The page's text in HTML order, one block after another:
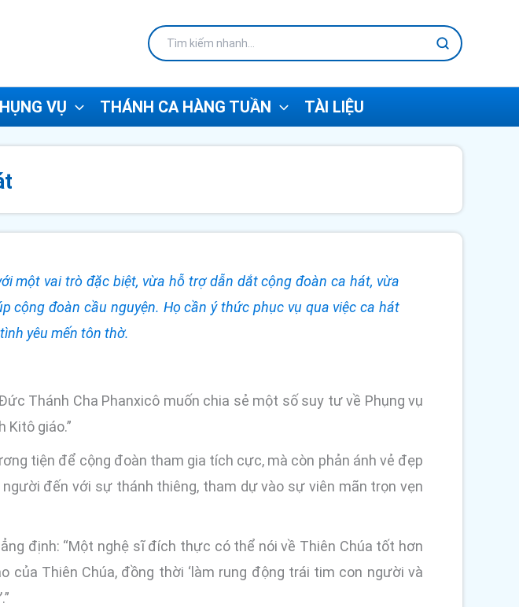
VỤ THÁNH CA HÀNG TUẦN TÀI LIỆU
một vai trò đặc biệt, vừa hỗ trợ dẫn dắt cộng đoàn ca hát, vừa
cộng đoàn cầu nguyện. Họ cần ý thức phục vụ qua việc ca hát
yêu mến tôn thờ.
Thánh Cha Phanxicô muốn chia sẻ một số suy tư về Phụng vụ
Kitô giáo.”
tiện để cộng đoàn tham gia tích cực, mà còn phản ánh vẻ đẹp
đến với sự thánh thiêng, tham dự vào sự viên mãn trọn vẹn
định: “Một nghệ sĩ đích thực có thể nói về Thiên Chúa tốt hơn
Thiên Chúa, đồng thời ‘làm rung động trái tim con người và